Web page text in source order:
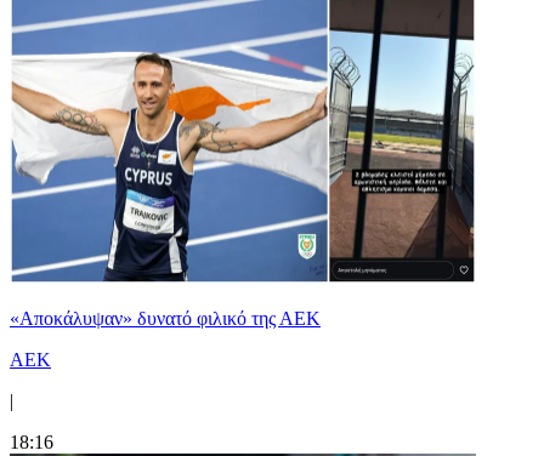
«Αποκάλυψαν» δυνατό φιλικό της ΑΕΚ
ΑΕΚ
|
18:16